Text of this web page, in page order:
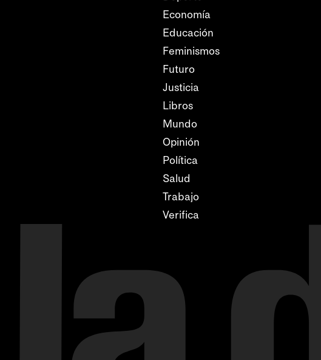
Economía
Educación
Feminismos
Futuro
Justicia
Libros
Mundo
Opinión
Política
Salud
Trabajo
Verifica